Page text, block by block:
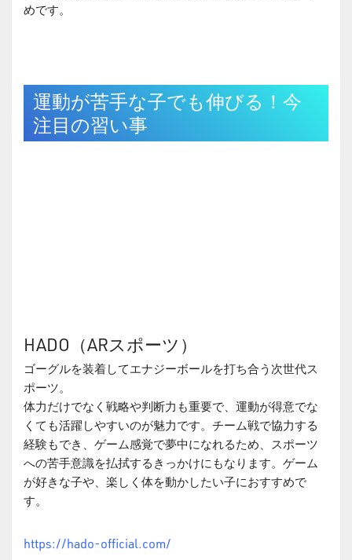
めです。
運動が苦手な子でも伸びる！今
注目の習い事
HADO（ARスポーツ）
ゴーグルを装着してエナジーボールを打ち合う次世代ス
ポーツ。
体力だけでなく戦略や判断力も重要で、運動が得意でな
くても活躍しやすいのが魅力です。チーム戦で協力する
経験もでき、ゲーム感覚で夢中になれるため、スポーツ
への苦手意識を払拭するきっかけにもなります。ゲーム
が好きな子や、楽しく体を動かしたい子におすすめで
す。
https://hado-official.com/